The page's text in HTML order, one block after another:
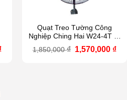
Giá
Quạt Treo Tường Công
Nghiệp Ching Hai W24-4T (4
cánh trắng)
1,850,000₫ Giá
1,570,000 ₫